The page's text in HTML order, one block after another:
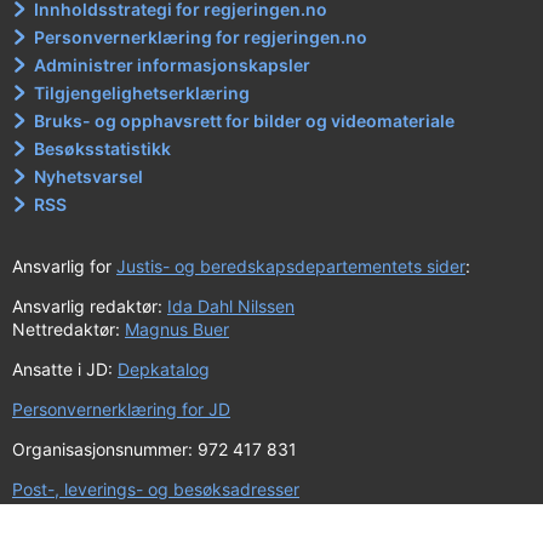
Innholdsstrategi for regjeringen.no
Personvernerklæring for regjeringen.no
Administrer informasjonskapsler
Tilgjengelighetserklæring
Bruks- og opphavsrett for bilder og videomateriale
Besøksstatistikk
Nyhetsvarsel
RSS
Ansvarlig for Justis- og beredskapsdepartementets sider:
Ansvarlig redaktør: Ida Dahl Nilssen
Nettredaktør: Magnus Buer
Ansatte i JD: Depkatalog
Personvernerklæring for JD
Organisasjonsnummer: 972 417 831
Post-, leverings- og besøksadresser